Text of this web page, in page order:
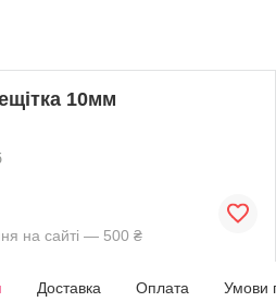
10мм
на сайті — 500 ₴
Доставка Оплата Умови